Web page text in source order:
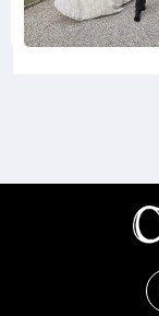
Снимка:
Инстаграм